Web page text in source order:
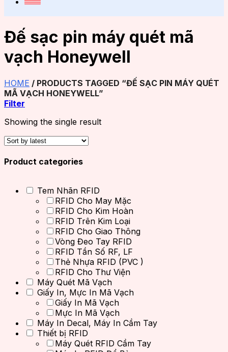
Đế sạc pin máy quét mã
vạch Honeywell
HOME / PRODUCTS TAGGED “ĐẾ SẠC PIN MÁY QUÉT
MÃ VẠCH HONEYWELL”
Filter
Showing the single result
Product categories
Tem Nhãn RFID
RFID Cho May Mặc
RFID Cho Kim Hoàn
RFID Trên Kim Loại
RFID Cho Giao Thông
Vòng Đeo Tay RFID
RFID Tần Số RF, LF
Thẻ Nhựa RFID (PVC )
RFID Cho Thư Viện
Máy Quét Mã Vạch
Giấy In, Mực In Mã Vạch
Giấy In Mã Vạch
Mực In Mã Vạch
Máy In Decal, Máy In Cầm Tay
Thiết bị RFID
Máy Quét RFID Cầm Tay